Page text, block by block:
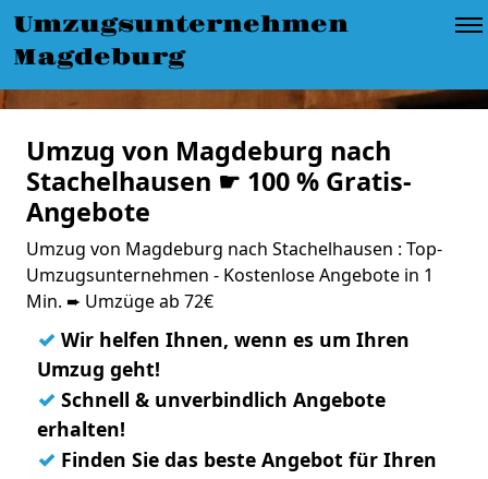
Umzugsunternehmen
Magdeburg
Umzug von Magdeburg nach
Stachelhausen ☛ 100 % Gratis-
Angebote
Umzug von Magdeburg nach Stachelhausen : Top-
Umzugsunternehmen - Kostenlose Angebote in 1
Min. ➨ Umzüge ab 72€
✓ Wir helfen Ihnen, wenn es um Ihren
Umzug geht!
✓ Schnell & unverbindlich Angebote
erhalten!
✓ Finden Sie das beste Angebot für Ihren